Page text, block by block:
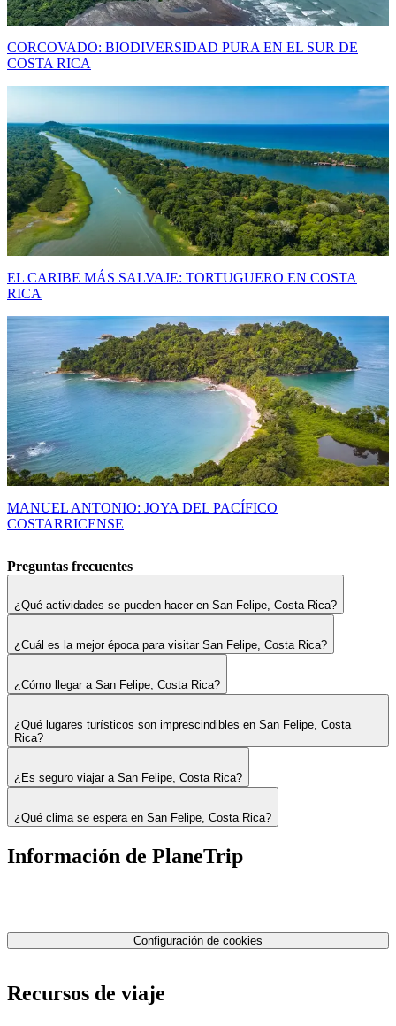
CORCOVADO: BIODIVERSIDAD PURA EN EL SUR DE
COSTA RICA
EL CARIBE MÁS SALVAJE: TORTUGUERO EN COSTA
RICA
MANUEL ANTONIO: JOYA DEL PACÍFICO
COSTARRICENSE
Preguntas frecuentes
¿Qué actividades se pueden hacer en San Felipe, Costa Rica?
¿Cuál es la mejor época para visitar San Felipe, Costa Rica?
¿Cómo llegar a San Felipe, Costa Rica?
¿Qué lugares turísticos son imprescindibles en San Felipe, Costa
Rica?
¿Es seguro viajar a San Felipe, Costa Rica?
¿Qué clima se espera en San Felipe, Costa Rica?
Información de PlaneTrip
Configuración de cookies
Recursos de viaje